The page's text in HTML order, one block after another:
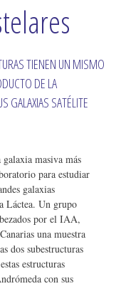
TIENEN UN MISMO
DE LA
GALAXIAS SATÉLITE
masiva más
para estudiar
galaxias
Láctea. Un grupo
por el IAA,
una muestra
dos subestructuras
estructuras
con sus